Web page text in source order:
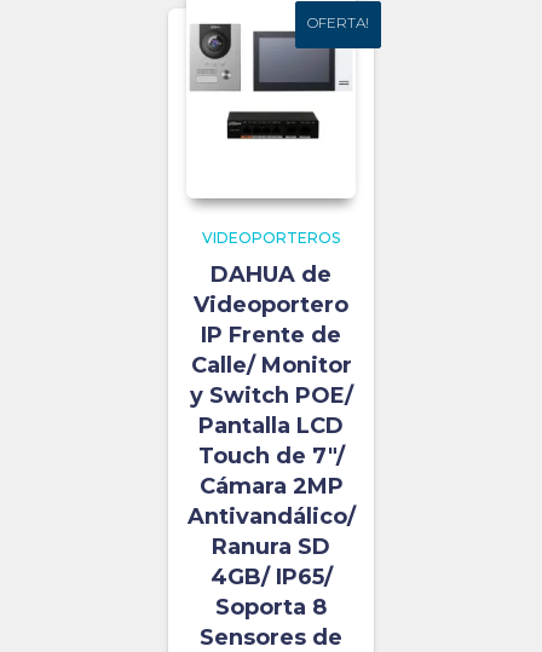
OFERTA!
OFERTA!
VIDEOPORTEROS
DAHUA de
Videoportero
IP Frente de
Calle/ Monitor
y Switch POE/
Pantalla LCD
Touch de 7″/
Cámara 2MP
Antivandálico/
Ranura SD
4GB/ IP65/
Soporta 8
Sensores de